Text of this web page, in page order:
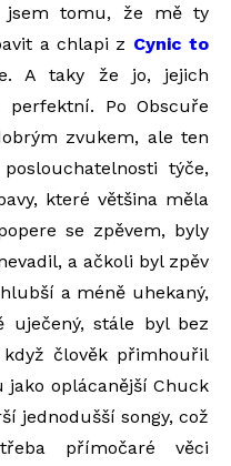
jsem tomu, že mě ty
a chlapi z Cynic to
A taky že jo, jejich
Po Obscuře
zvukem, ale ten
týče,
které většina měla
se zpěvem, byly
a ačkoli byl zpěv
a méně uhekaný,
uječený, stále byl bez
člověk přimhouřil
jako oplácanější Chuck
jednodušší songy, což
přímočaré věci